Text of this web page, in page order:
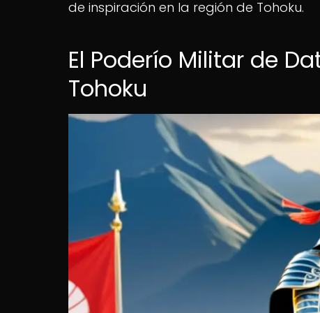
de inspiración en la región de Tohoku.
El Poderío Militar de
Tohoku